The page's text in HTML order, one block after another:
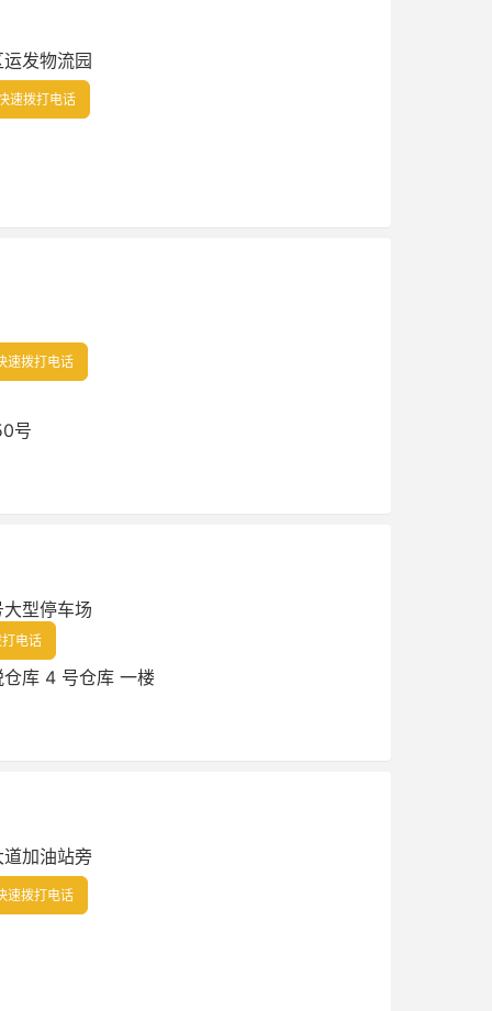
发物流园
速拨打电话
速拨打电话
号
型停车场
电话
库 4 号仓库 一楼
加油站旁
速拨打电话